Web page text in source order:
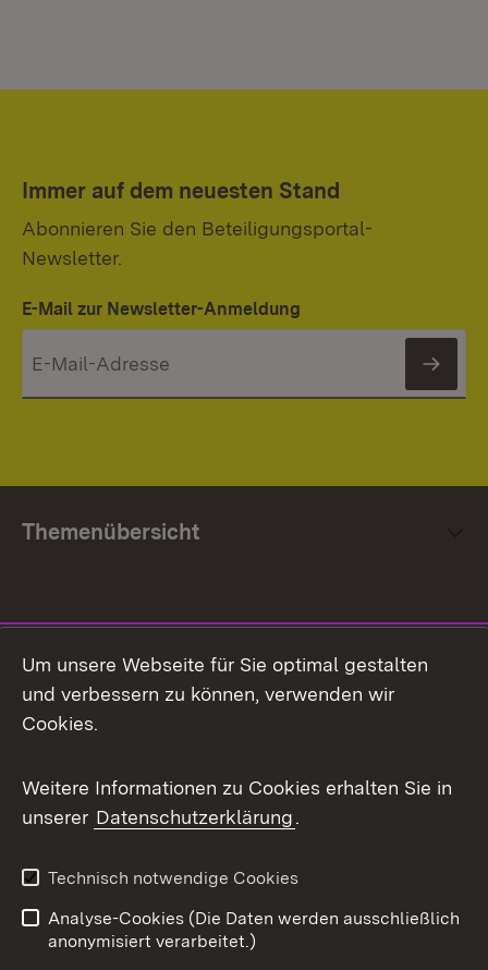
Immer auf dem neuesten Stand
Abonnieren Sie den Beteiligungsportal-
Newsletter.
E-Mail zur Newsletter-Anmeldung
Themenübersicht
Facebook
X / Twitter
Youtube
Impressum
Kontakt
Um unsere Webseite für Sie optimal gestalten
und verbessern zu können, verwenden wir
Cookies.
Weitere Informationen zu Cookies erhalten Sie in
unserer Datenschutzerklärung.
Technisch notwendige Cookies
Analyse-Cookies (Die Daten werden ausschließlich
anonymisiert verarbeitet.)